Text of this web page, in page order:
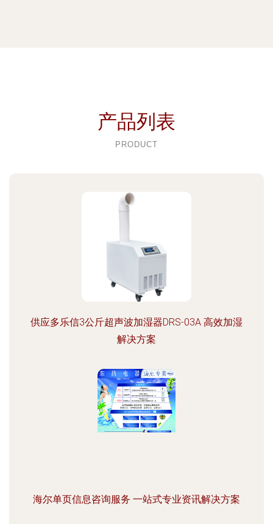
产品列表
PRODUCT
供应多乐信3公斤超声波加湿器DRS-03A 高效加湿
解决方案
海尔单页信息咨询服务 一站式专业资讯解决方案